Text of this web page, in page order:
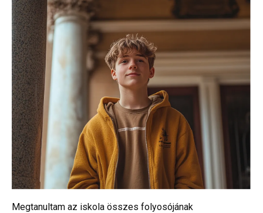
Megtanultam az iskola összes folyosójának